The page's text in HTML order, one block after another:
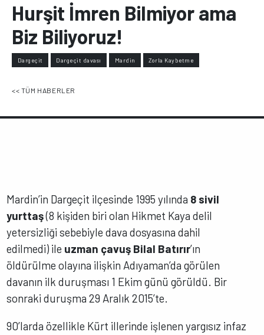
Hurşit İmren Bilmiyor ama
Biz Biliyoruz!
Dargeçit Dargeçit davası Mardin Zorla Kaybetme
<< TÜM HABERLER
Mardin’in Dargeçit ilçesinde 1995 yılında 8 sivil
yurttaş(8 kişiden biri olan Hikmet Kaya delil
yetersizliği sebebiyle dava dosyasına dahil
edilmedi) ile uzman çavuş Bilal Batırır’ın
öldürülme olayına ilişkin Adıyaman’da görülen
davanın ilk duruşması 1 Ekim günü görüldü. Bir
sonraki duruşma 29 Aralık 2015’te.
90’larda özellikle Kürt illerinde işlenen yargısız infaz